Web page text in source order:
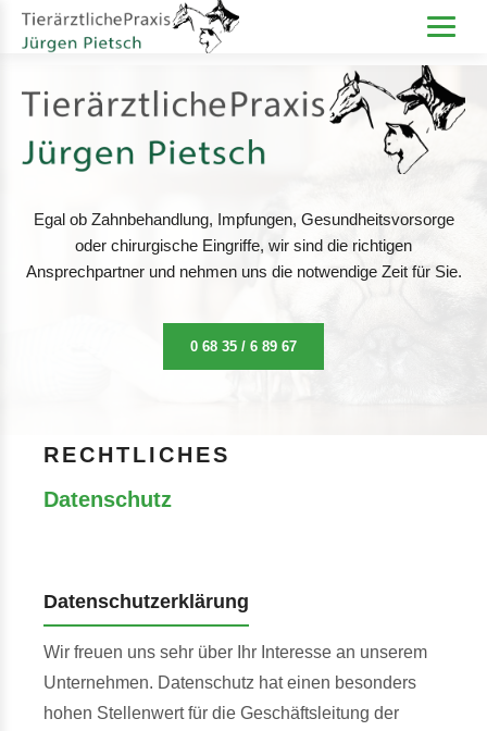
Egal ob Zahnbehandlung, Impfungen, Gesundheitsvorsorge
oder chirurgische Eingriffe, wir sind die richtigen
Ansprechpartner und nehmen uns die notwendige Zeit für Sie.
0 68 35 / 6 89 67
RECHTLICHES
Datenschutz
Datenschutzerklärung
Wir freuen uns sehr über Ihr Interesse an unserem
Unternehmen. Datenschutz hat einen besonders
hohen Stellenwert für die Geschäftsleitung der